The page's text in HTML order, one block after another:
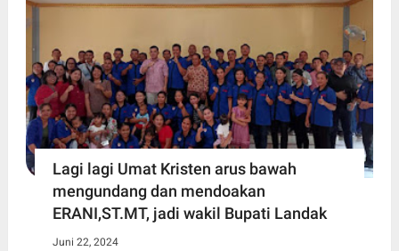
Lagi lagi Umat Kristen arus bawah
mengundang dan mendoakan
ERANI,ST.MT, jadi wakil Bupati Landak
Juni 22, 2024